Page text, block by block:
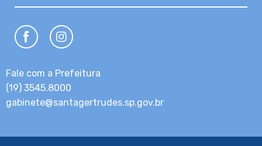
Fale com a Prefeitura
(19) 3545.8000
gabinete@santagertrudes.sp.gov.br